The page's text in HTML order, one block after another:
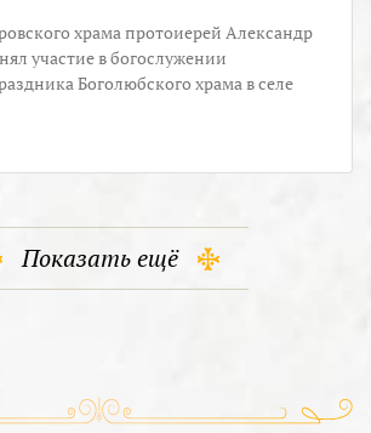
храма протоиерей Александр
участие в богослужении
Боголюбского храма в селе
Показать ещё